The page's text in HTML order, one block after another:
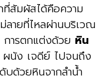
ที่สัมผัสได้คือความ
ลายที่ไหลผ่านบริเวณ
ารตกแต่งด้วย หิน
นัง เจดีย์ ไปจนถึง
บด้วยหินจากลำน้ำ